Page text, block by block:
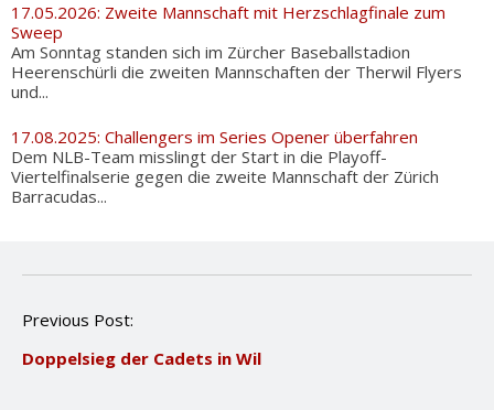
17.05.2026: Zweite Mannschaft mit Herzschlagfinale zum
Sweep
Am Sonntag standen sich im Zürcher Baseballstadion
Heerenschürli die zweiten Mannschaften der Therwil Flyers
und...
17.08.2025: Challengers im Series Opener überfahren
Dem NLB-Team misslingt der Start in die Playoff-
Viertelfinalserie gegen die zweite Mannschaft der Zürich
Barracudas...
P
s
Previous Post:
Doppelsieg der Cadets in Wil